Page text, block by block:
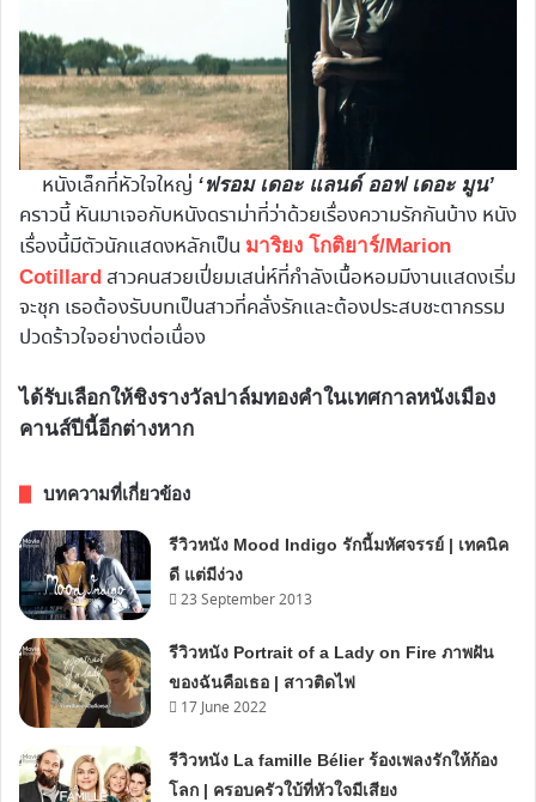
หนังเล็กที่หัวใจใหญ่ ‘ฟรอม เดอะ แลนด์ ออฟ เดอะ มูน’
คราวนี้ หันมาเจอกับหนังดราม่าที่ว่าด้วยเรื่องความรักกันบ้าง หนัง
เรื่องนี้มีตัวนักแสดงหลักเป็น มาริยง โกติยาร์/Marion
Cotillard สาวคนสวยเปี่ยมเสน่ห์ที่กำลังเนื้อหอมมีงานแสดงเริ่ม
จะชุก เธอต้องรับบทเป็นสาวที่คลั่งรักและต้องประสบชะตากรรม
ปวดร้าวใจอย่างต่อเนื่อง
ได้รับเลือกให้ชิงรางวัลปาล์มทองคำในเทศกาลหนังเมือง
คานส์ปีนี้อีกต่างหาก
บทความที่เกี่ยวข้อง
รีวิวหนัง Mood Indigo รักนี้มหัศจรรย์ | เทคนิค
ดี แต่มีง่วง
23 September 2013
รีวิวหนัง Portrait of a Lady on Fire ภาพฝัน
ของฉันคือเธอ | สาวติดไฟ
17 June 2022
รีวิวหนัง La famille Bélier ร้องเพลงรักให้ก้อง
โลก | ครอบครัวใบ้ที่หัวใจมีเสียง